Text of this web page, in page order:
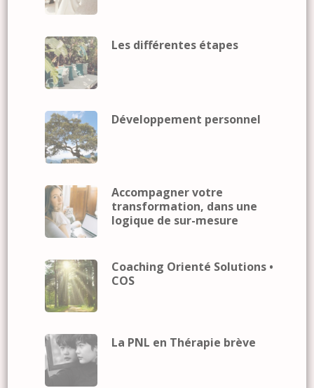
Les différentes étapes
Développement personnel
Accompagner votre
transformation, dans une
logique de sur-mesure
Coaching Orienté Solutions •
COS
La PNL en Thérapie brève